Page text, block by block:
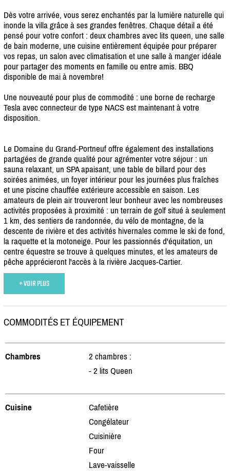
Dès votre arrivée, vous serez enchantés par la lumière naturelle qui
inonde la villa grâce à ses grandes fenêtres. Chaque détail a été
pensé pour votre confort : deux chambres avec lits queen, une salle
de bain moderne, une cuisine entièrement équipée pour préparer
vos repas, un salon avec climatisation et une salle à manger idéale
pour partager des moments en famille ou entre amis. BBQ
disponible de mai à novembre!
Une nouveauté pour plus de commodité : une borne de recharge
Tesla avec connecteur de type NACS est maintenant à votre
disposition.
Le Domaine du Grand-Portneuf offre également des installations
partagées de grande qualité pour agrémenter votre séjour : un
sauna relaxant, un SPA apaisant, une table de billard pour des
soirées animées, un foyer intérieur pour les journées plus fraîches
et une piscine chauffée extérieure accessible en saison. Les
amateurs de plein air trouveront leur bonheur avec les nombreuses
activités proposées à proximité : un terrain de golf situé à seulement
1 km, des sentiers de randonnée, du vélo de montagne, de la
descente de rivière et des activités hivernales comme le ski de fond,
la raquette et la motoneige. Pour les passionnés d'équitation, un
centre équestre se trouve à quelques minutes, et les amateurs de
pêche apprécieront l'accès à la rivière Jacques-Cartier.
+ VOIR PLUS
COMMODITÉS ET ÉQUIPEMENT
Chambres
2 chambres :
- 2 lits Queen
Cuisine
Cafetière
Congélateur
Cuisinière
Four
Lave-vaisselle